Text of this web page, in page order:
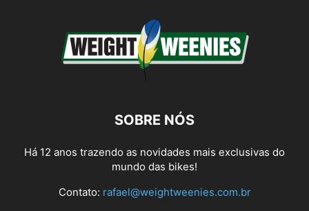
SOBRE NÓS
Há 12 anos trazendo as novidades mais exclusivas do
mundo das bikes!
Contato: rafael@weightweenies.com.br